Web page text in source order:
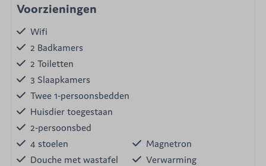
Voorzieningen
Wifi
2 Badkamers
2 Toiletten
3 Slaapkamers
Twee 1-persoonsbedden
Huisdier toegestaan
2-persoonsbed
4 stoelen
Douche met wastafel
Magnetron
Verwarming